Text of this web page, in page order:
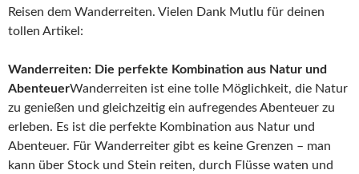
Reisen dem Wanderreiten. Vielen Dank Mutlu für deinen
tollen Artikel:
Wanderreiten: Die perfekte Kombination aus Natur und
AbenteuerWanderreiten ist eine tolle Möglichkeit, die Natur
zu genießen und gleichzeitig ein aufregendes Abenteuer zu
erleben. Es ist die perfekte Kombination aus Natur und
Abenteuer. Für Wanderreiter gibt es keine Grenzen – man
kann über Stock und Stein reiten, durch Flüsse waten und